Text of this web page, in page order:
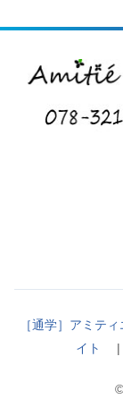
［通学］アミテ
イト